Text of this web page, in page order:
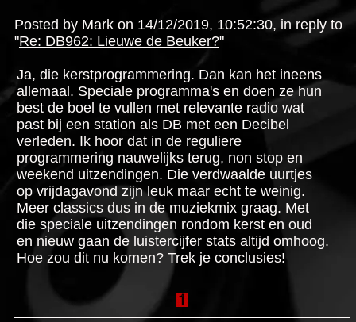
Posted by Mark on 14/12/2019, 10:52:30, in reply to
"Re: DB962: Lieuwe de Beuker?"
Ja, die kerstprogrammering. Dan kan het ineens
allemaal. Speciale programma's en doen ze hun
best de boel te vullen met relevante radio wat
past bij een station als DB met een Decibel
verleden. Ik hoor dat in de reguliere
programmering nauwelijks terug, non stop en
weekend uitzendingen. Die verdwaalde uurtjes
op vrijdagavond zijn leuk maar echt te weinig.
Meer classics dus in de muziekmix graag. Met
die speciale uitzendingen rondom kerst en oud
en nieuw gaan de luistercijfer stats altijd omhoog.
Hoe zou dit nu komen? Trek je conclusies!